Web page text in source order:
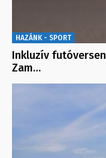
HAZÁNK - SPORT
Inkluzív
Zam…